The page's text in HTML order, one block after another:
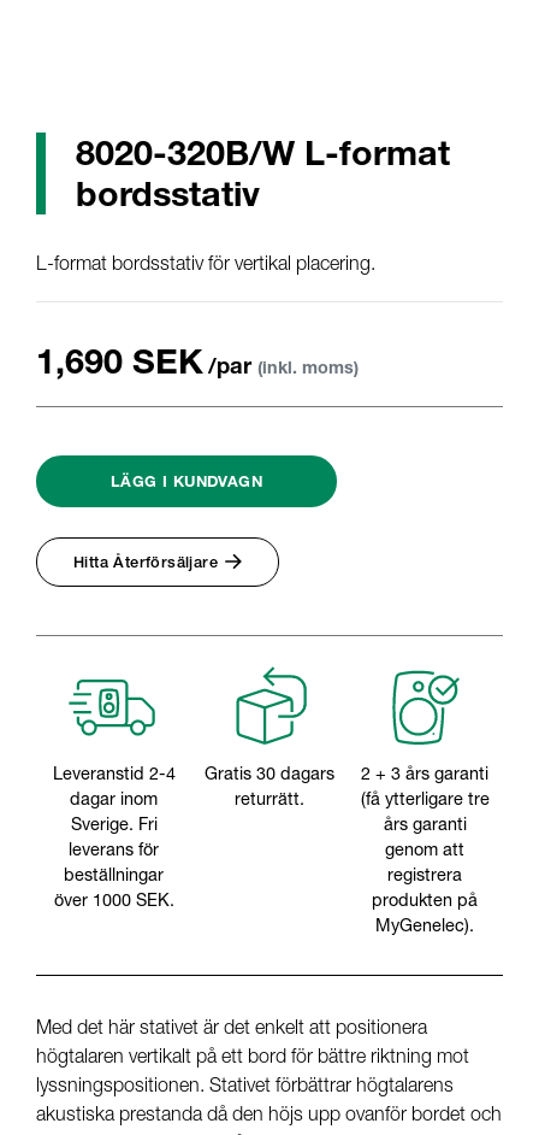
8020-320B/W L-format
bordsstativ
L-format bordsstativ för vertikal placering.
1,690 SEK/par (inkl. moms)
LÄGG I KUNDVAGN
Hitta Återförsäljare
Leveranstid 2-4
dagar inom
Sverige. Fri
leverans för
beställningar
över 1000 SEK.
Gratis 30 dagars
returrätt.
2 + 3 års garanti
(få ytterligare tre
års garanti
genom att
registrera
produkten på
MyGenelec).
Med det här stativet är det enkelt att positionera
högtalaren vertikalt på ett bord för bättre riktning mot
lyssningspositionen. Stativet förbättrar högtalarens
akustiska prestanda då den höjs upp ovanför bordet och